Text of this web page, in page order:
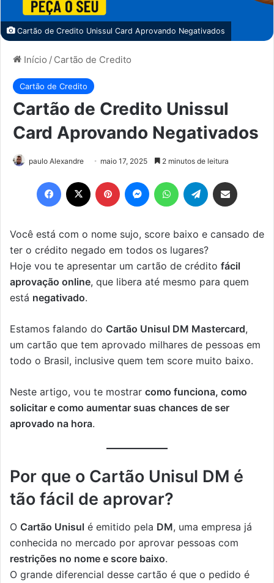
Cartão de Credito Unissul Card Aprovando Negativados
Início / Cartão de Credito
Cartão de Credito
Cartão de Credito Unissul
Card Aprovando Negativados
paulo Alexandre maio 17, 2025 2 minutos de leitura
Facebook Pinterest MessengerWhatsAppTelegram
Você está com o nome sujo, score baixo e cansado de
ter o crédito negado em todos os lugares?
Hoje vou te apresentar um cartão de crédito fácil
aprovação online, que libera até mesmo para quem
está negativado.
Estamos falando do Cartão Unisul DM Mastercard,
um cartão que tem aprovado milhares de pessoas em
todo o Brasil, inclusive quem tem score muito baixo.
Neste artigo, vou te mostrar como funciona, como
solicitar e como aumentar suas chances de ser
aprovado na hora.
Por que o Cartão Unisul DM é
tão fácil de aprovar?
O Cartão Unisul é emitido pela DM, uma empresa já
conhecida no mercado por aprovar pessoas com
restrições no nome e score baixo.
O grande diferencial desse cartão é que o pedido é